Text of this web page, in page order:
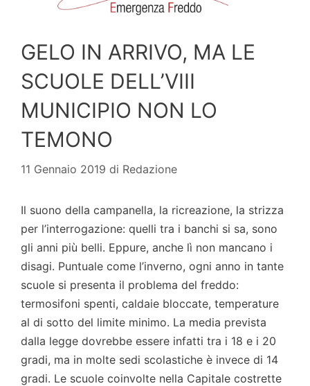
GELO IN ARRIVO, MA LE
SCUOLE DELL’VIII
MUNICIPIO NON LO
TEMONO
11 Gennaio 2019 di Redazione
Il suono della campanella, la ricreazione, la strizza
per l’interrogazione: quelli tra i banchi si sa, sono
gli anni più belli. Eppure, anche lì non mancano i
disagi. Puntuale come l’inverno, ogni anno in tante
scuole si presenta il problema del freddo:
termosifoni spenti, caldaie bloccate, temperature
al di sotto del limite minimo. La media prevista
dalla legge dovrebbe essere infatti tra i 18 e i 20
gradi, ma in molte sedi scolastiche è invece di 14
gradi. Le scuole coinvolte nella Capitale costrette